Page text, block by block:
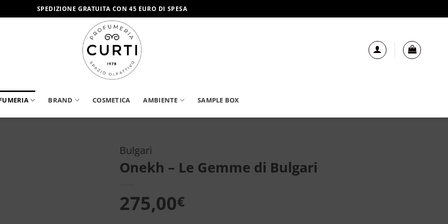
SPEDIZIONE GRATUITA CON 45 EURO DI SPESA
BRAND COSMETICA AMBIENTE SAMPLE BOX
Bulgari
Onekh – Le Gemme di Bulgari
275,00€